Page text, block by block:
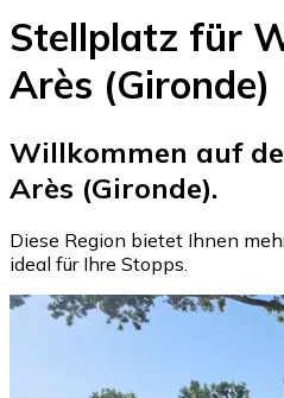
Stellplatz für
Arès (Gironde)
Willkommen auf
Arès (Gironde).
Diese Region bietet Ihnen
ideal für Ihre Stopps.